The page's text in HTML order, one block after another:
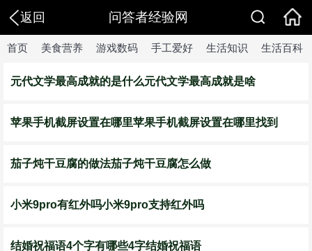
返回 问答者经验网
首页 美食营养 游戏数码 手工爱好 生活知识 生活百科
元代文学最高成就的是什么元代文学最高成就是啥
苹果手机截屏设置在哪里苹果手机截屏设置在哪里找到
茄子炖干豆腐的做法茄子炖干豆腐怎么做
小米9pro有红外吗小米9pro支持红外吗
结婚祝福语4个字有哪些4字结婚祝福语